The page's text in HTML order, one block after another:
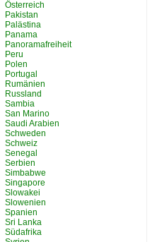
Österreich
Pakistan
Palästina
Panama
Panoramafreiheit
Peru
Polen
Portugal
Rumänien
Russland
Sambia
San Marino
Saudi Arabien
Schweden
Schweiz
Senegal
Serbien
Simbabwe
Singapore
Slowakei
Slowenien
Spanien
Sri Lanka
Südafrika